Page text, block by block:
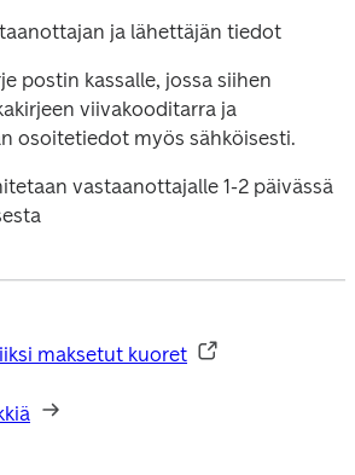
ja lähettäjän tiedot
postin kassalle, jossa siihen
viivakooditarra ja
osoitetiedot myös sähköisesti.
vastaanottajalle 1-2 päivässä
maksetut kuoret